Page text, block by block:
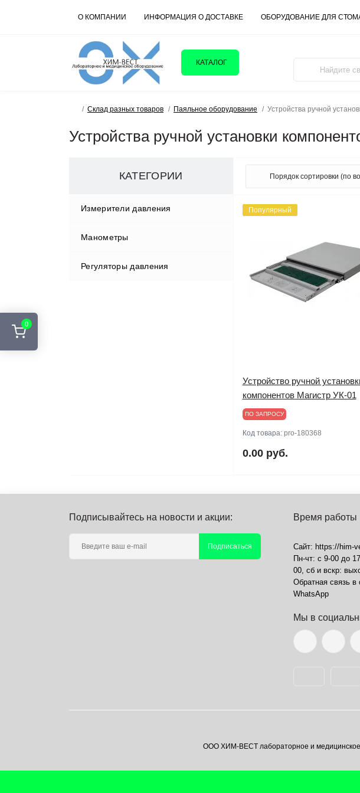
0
О КОМПАНИИ ИНФОРМАЦИЯ О ДОСТАВКЕ ОБОРУДОВАНИЕ ДЛЯ
КАТАЛОГ
Склад разных товаров Паяльное оборудование Устройства ручной
Устройства ручной установки
КАТЕГОРИИ
Измерители давления
Манометры
Регуляторы давления
Популярный
Устройство ручной
компонентов Магистр УК-01
ПО ЗАПРОСУ
Код товара: pro-180368
0.00 руб.
Подписывайтесь на новости и акции:
Подписаться
Время работы
Сайт: https://him-
Пн-чт: с 9-00 до
00, сб и вскр:
Обратная связь в
WhatsApp
Мы в
ООО ХИМ-ВЕСТ лабораторное и медицинское